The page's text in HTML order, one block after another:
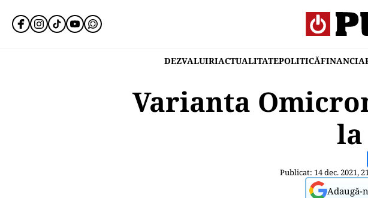
DEZVALUIRIACTUALITATEPOLITICĂ
Varianta
Publicat: 14 dec. 2021,
Adaugă-